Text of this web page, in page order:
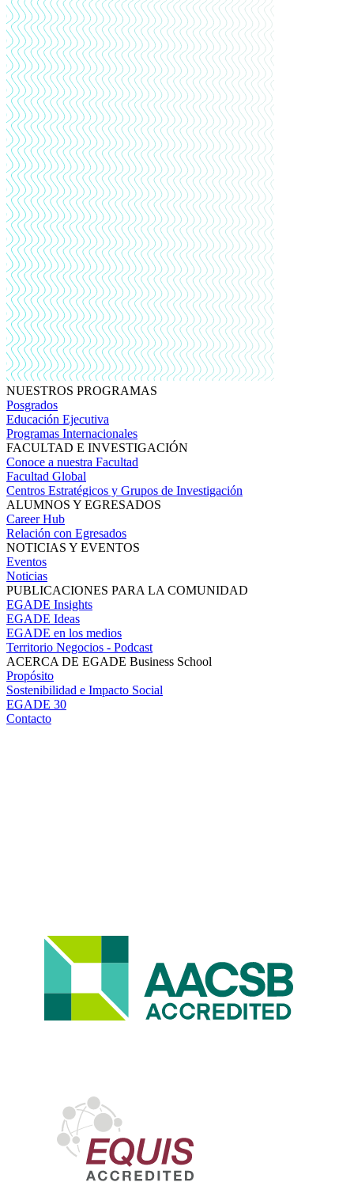
NUESTROS PROGRAMAS
Posgrados
Educación Ejecutiva
Programas Internacionales
FACULTAD E INVESTIGACIÓN
Conoce a nuestra Facultad
Facultad Global
Centros Estratégicos y Grupos de Investigación
ALUMNOS Y EGRESADOS
Career Hub
Relación con Egresados
NOTICIAS Y EVENTOS
Eventos
Noticias
PUBLICACIONES PARA LA COMUNIDAD
EGADE Insights
EGADE Ideas
EGADE en los medios
Territorio Negocios - Podcast
ACERCA DE EGADE Business School
Propósito
Sostenibilidad e Impacto Social
EGADE 30
Contacto